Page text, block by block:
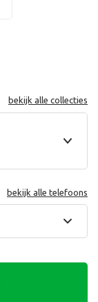
bekijk alle collecties
bekijk alle telefoons